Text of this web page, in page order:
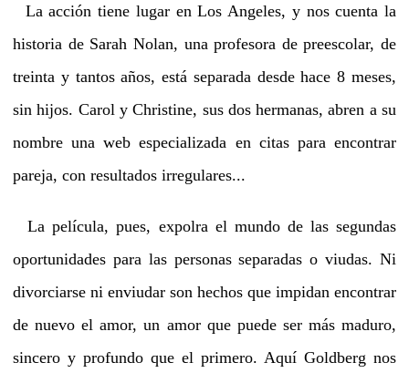
La acción tiene lugar en Los Angeles, y nos cuenta la
historia de Sarah Nolan, una profesora de preescolar, de
treinta y tantos años, está separada desde hace 8 meses,
sin hijos. Carol y Christine, sus dos hermanas, abren a su
nombre una web especializada en citas para encontrar
pareja, con resultados irregulares...
La película, pues, expolra el mundo de las segundas
oportunidades para las personas separadas o viudas. Ni
divorciarse ni enviudar son hechos que impidan encontrar
de nuevo el amor, un amor que puede ser más maduro,
sincero y profundo que el primero. Aquí Goldberg nos